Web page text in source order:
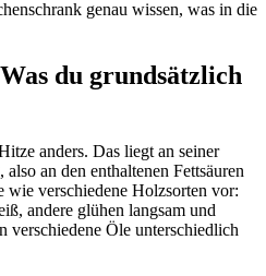
genau wissen, was in die
du grundsätzlich
anders. Das liegt an seiner
an den enthaltenen Fettsäuren
verschiedene Holzsorten vor:
andere glühen langsam und
verschiedene Öle unterschiedlich